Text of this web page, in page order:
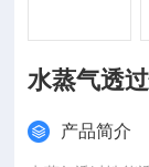
水蒸气透
产品简介